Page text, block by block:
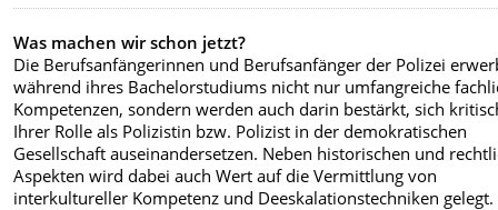
Was machen wir schon jetzt?
Die Berufsanfängerinnen und Berufsanfänger der Polizei
während ihres Bachelorstudiums nicht nur umfangreiche
Kompetenzen, sondern werden auch darin bestärkt, sich
Ihrer Rolle als Polizistin bzw. Polizist in der demokratischen
Gesellschaft auseinandersetzen. Neben historischen und
Aspekten wird dabei auch Wert auf die Vermittlung von
interkultureller Kompetenz und Deeskalationstechniken gelegt.